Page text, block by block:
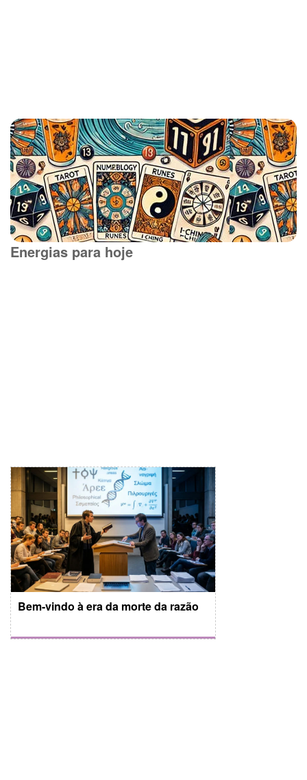
Energias para hoje
Bem-vindo à era da morte da razão